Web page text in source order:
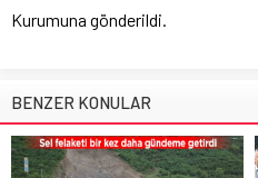
Kurumuna gönderildi.
BENZER KONULAR